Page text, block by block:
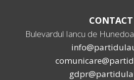
CONTACT
Bulevardul Iancu de